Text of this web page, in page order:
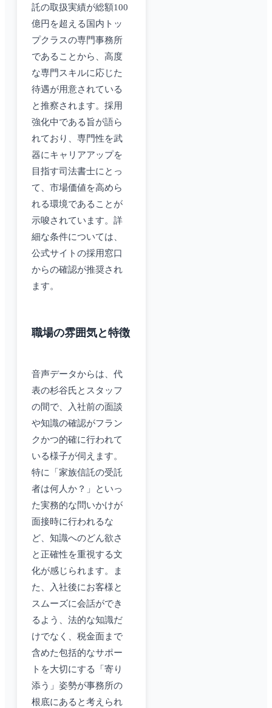
託の取扱実績が総額100
億円を超える国内トッ
プクラスの専門事務所
であることから、高度
な専門スキルに応じた
待遇が用意されている
と推察されます。採用
強化中である旨が語ら
れており、専門性を武
器にキャリアアップを
目指す司法書士にとっ
て、市場価値を高めら
れる環境であることが
示唆されています。詳
細な条件については、
公式サイトの採用窓口
からの確認が推奨され
ます。
職場の雰囲気と特徴
音声データからは、代
表の杉谷氏とスタッフ
の間で、入社前の面談
や知識の確認がフラン
クかつ的確に行われて
いる様子が伺えます。
特に「家族信託の受託
者は何人か？」といっ
た実務的な問いかけが
面接時に行われるな
ど、知識へのどん欲さ
と正確性を重視する文
化が感じられます。ま
た、入社後にお客様と
スムーズに会話ができ
るよう、法的な知識だ
けでなく、税金面まで
含めた包括的なサポー
トを大切にする「寄り
添う」姿勢が事務所の
根底にあると考えられ